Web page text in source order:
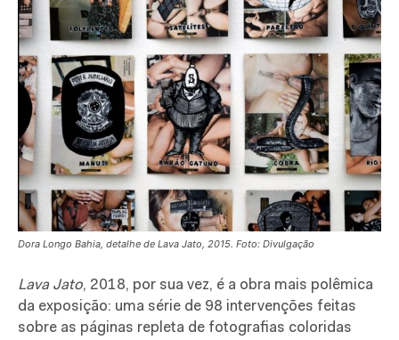
Dora Longo Bahia, detalhe de Lava Jato, 2015. Foto: Divulgação
Lava Jato, 2018, por sua vez, é a obra mais polêmica
da exposição: uma série de 98 intervenções feitas
sobre as páginas repleta de fotografias coloridas